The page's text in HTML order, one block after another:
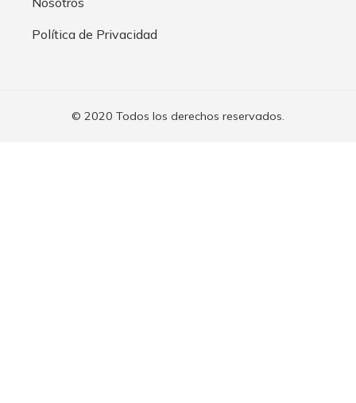
Política de Privacidad
© 2020 Todos los derechos reservados.